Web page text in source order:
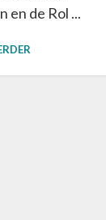
en de Rol ...